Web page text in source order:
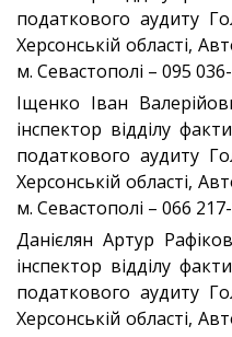
податкового аудиту
Херсонській області,
м. Севастополі – 095
Іщенко Іван
інспектор відділу
податкового аудиту
Херсонській області,
м. Севастополі – 066
Данієлян Артур
інспектор відділу
податкового аудиту
Херсонській області,